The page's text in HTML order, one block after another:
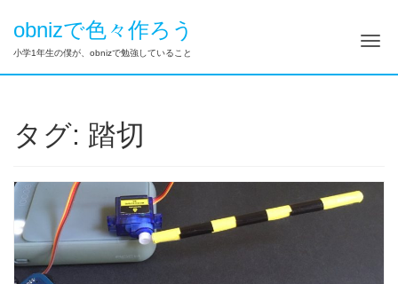
obnizで色々作ろう
小学1年生の僕が、obnizで勉強していること ナ
タグ: 踏切